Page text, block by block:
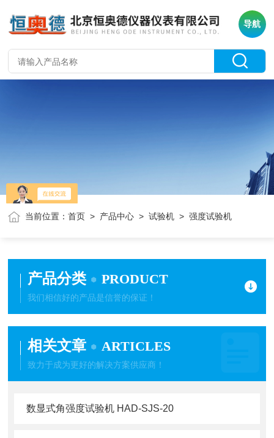
导航
当前位置：首页 > 产品中心 >试验机 > 强度试验机
产品分类 PRODUCT
我们相信好的产品是信誉的保证！
相关文章 ARTICLES
致力于成为更好的解决方案供应商！
数显式角强度试验机 HAD-SJS-20